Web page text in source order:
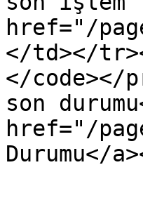
href="/
</td></
</code></
son
href="/